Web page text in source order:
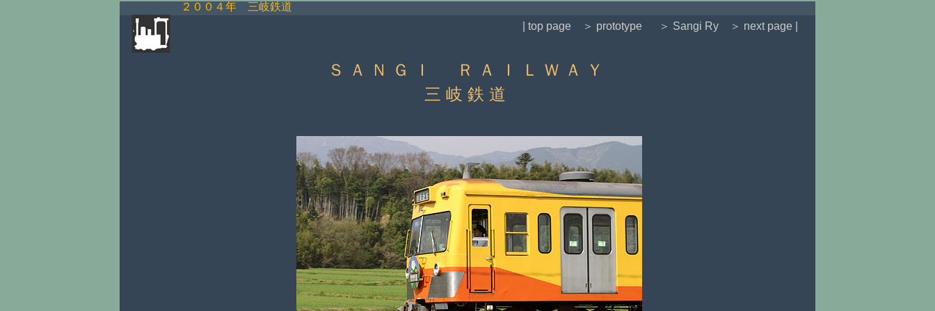
２００４年 三岐鉄道
| top page
＞ prototype ＞ Sangi Ry ＞ next page |
ＳＡＮＧＩ ＲＡＩＬＷＡＹ
三岐鉄道